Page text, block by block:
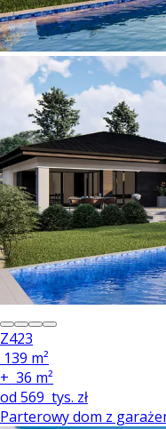
Z423
139 m²
+ 36 m²
od 569 tys. zł
Parterowy dom z